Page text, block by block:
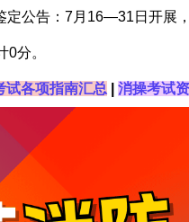
定公告：7月16—31日开展
分。
试各项指南汇总 消操考试